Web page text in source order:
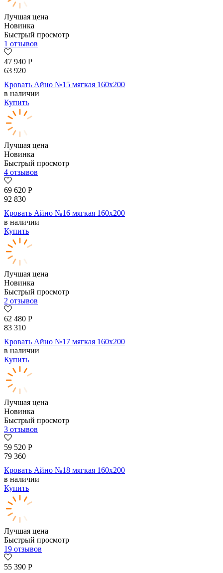
Лучшая цена
Новинка
Быстрый просмотр
1 отзывов
47 940 Р
63 920
Кровать Айно №15 мягкая 160х200
в наличии
Купить
Лучшая цена
Новинка
Быстрый просмотр
4 отзывов
69 620 Р
92 830
Кровать Айно №16 мягкая 160х200
в наличии
Купить
Лучшая цена
Новинка
Быстрый просмотр
2 отзывов
62 480 Р
83 310
Кровать Айно №17 мягкая 160х200
в наличии
Купить
Лучшая цена
Новинка
Быстрый просмотр
3 отзывов
59 520 Р
79 360
Кровать Айно №18 мягкая 160х200
в наличии
Купить
Лучшая цена
Быстрый просмотр
19 отзывов
55 390 Р